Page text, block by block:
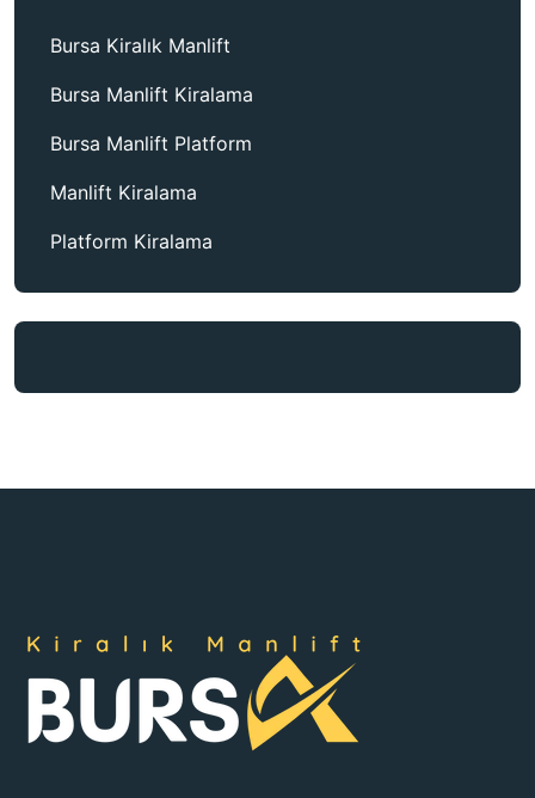
Bursa Kiralık Manlift
Bursa Manlift Kiralama
Bursa Manlift Platform
Manlift Kiralama
Platform Kiralama